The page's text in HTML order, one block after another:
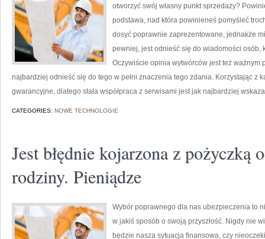
otworzyć swój własny punkt sprzedaży?
podstawa, nad która powinieneś pomyśleć
dosyć poprawnie zaprezentowane, jednakże
pewniej, jest odnieść się do wiadomości osób,
Oczywiście opinia wytwórców jest też ważnym
najbardziej odnieść się do tego w pełni znaczenia tego zdania. Korzystając z
gwarancyjne, dlatego stała współpraca z serwisami jest jak najbardziej
CATEGORIES: NOWE TECHNOLOGIE
Jest błędnie kojarzona z pożyczką
rodziny. Pieniądze
Wybór poprawnego dla nas ubezpieczenia to
w jakiś sposób o swoją przyszłość. Nigdy nie
będzie nasza sytuacja finansowa, czy